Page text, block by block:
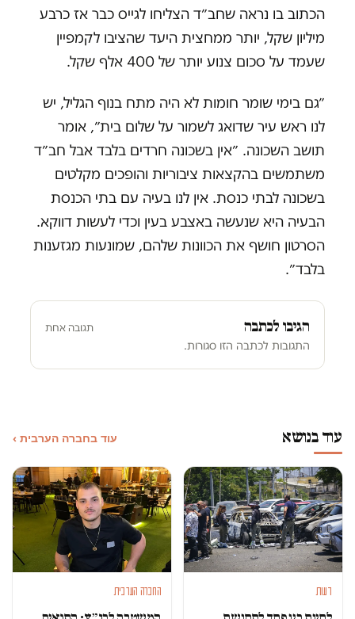
הכתוב בו נראה שחב״ד הצליחו לגייס כבר אז כרבע
מיליון שקל, יותר ממחצית היעד שהציבו לקמפיין
שעמד על סכום צנוע יותר של 400 אלף שקל.
״גם בימי שומר חומות לא היה מתח בנוף הגליל, יש
לנו ראש עיר שדואג לשמור על שלום בית״, אומר
תושב השכונה. ״אין בשכונה חרדים בלבד אבל חב״ד
משתמשים בהקצאות ציבוריות והופכים מקלטים
בשכונה לבתי כנסת. אין לנו בעיה עם בתי הכנסת
הבעיה היא שנעשה באצבע בעין וכדי לעשות דווקא.
הסרטון חושף את הכוונות שלהם, שמונעות מגזענות
בלבד״.
הגיבו לכתבה תגובה אחת
התגובות לכתבה הזו סגורות.
עוד בנושא עוד בחברה הערבית ›
דעות החברה הערבית